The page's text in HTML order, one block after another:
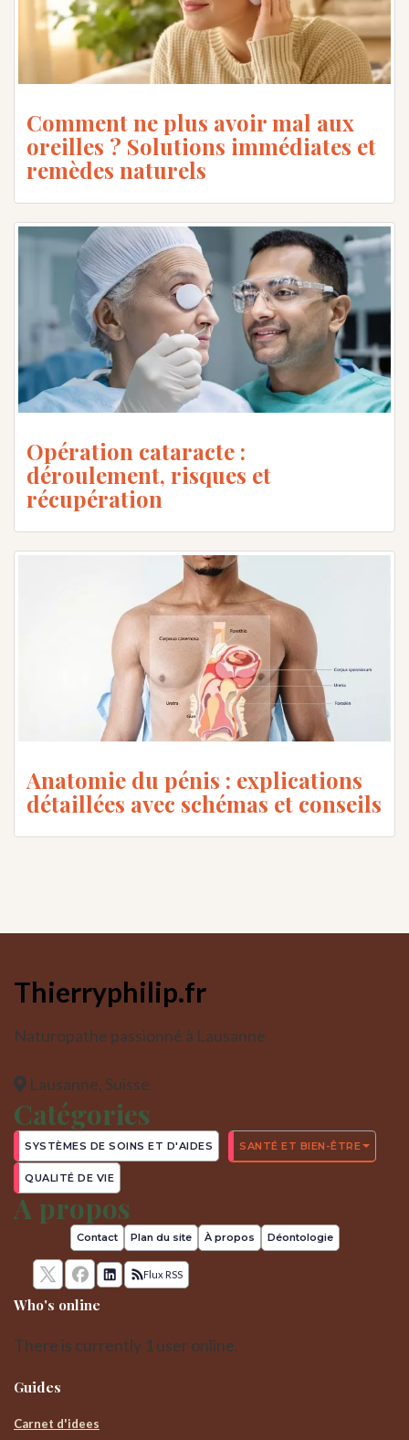
Comment ne plus avoir mal aux
oreilles ? Solutions immédiates et
remèdes naturels
Opération cataracte :
déroulement, risques et
récupération
Anatomie du pénis : explications
détaillées avec schémas et conseils
Thierryphilip.fr
Naturopathe passionné à Lausanne
Lausanne, Suisse
Catégories
SYSTÈMES DE SOINS ET D'AIDES SANTÉ ET BIEN-ÊTRE
QUALITÉ DE VIE
A propos
Contact Plan du site À propos Déontologie
Flux RSS
Who's online
There is currently 1 user online.
Guides
Carnet d'idees